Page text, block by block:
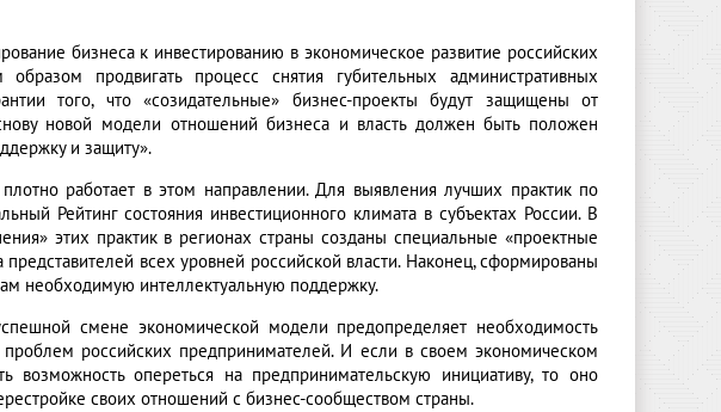
бизнеса к инвестированию в экономическое развитие российских
продвигать процесс снятия губительных административных
того, что «созидательные» бизнес-проекты будут защищены от
новой модели отношений бизнеса и власть должен быть положен
и защиту».
работает в этом направлении. Для выявления лучших практик по
Рейтинг состояния инвестиционного климата в субъектах России. В
этих практик в регионах страны созданы специальные «проектные
всех уровней российской власти. Наконец, сформированы
необходимую интеллектуальную поддержку.
смене экономической модели предопределяет необходимость
российских предпринимателей. И если в своем экономическом
возможность опереться на предпринимательскую инициативу, то оно
своих отношений с бизнес-сообществом страны.